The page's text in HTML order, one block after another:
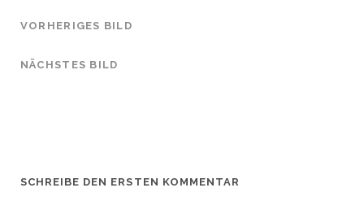
VORHERIGES BILD
NÄCHSTES BILD
SCHREIBE DEN ERSTEN KOMMENTAR